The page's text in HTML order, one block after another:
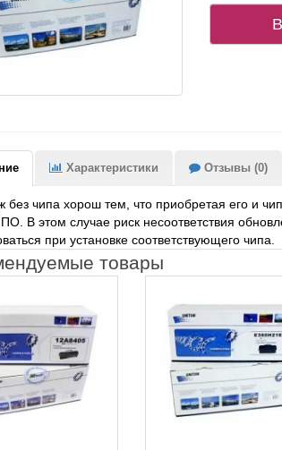
Характеристики Отзывы (0)
без чипа хорош тем, что приобретая его и
В этом случае риск несоответствия
при установке соответствующего чипа.
товары